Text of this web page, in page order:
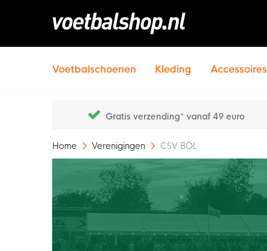
Voetbalschoenen Kleding Accessoires
Gratis verzending* vanaf 49 euro
Home Verenigingen CSV BOL